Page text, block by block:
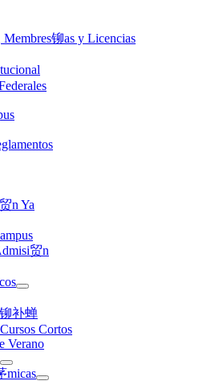
Membres铆as y Licencias
n Ya
贸n
补蝉
Cortos
Verano
micas